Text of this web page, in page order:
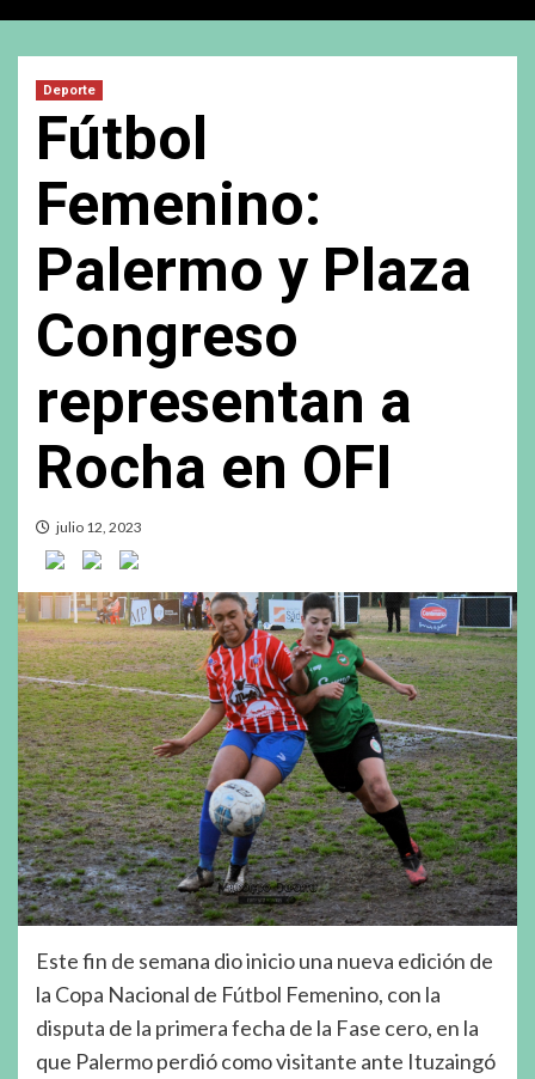
Deporte
Fútbol
Femenino:
Palermo y Plaza
Congreso
representan a
Rocha en OFI
julio 12, 2023
Este fin de semana dio inicio una nueva edición de
la Copa Nacional de Fútbol Femenino, con la
disputa de la primera fecha de la Fase cero, en la
que Palermo perdió como visitante ante Ituzaingó